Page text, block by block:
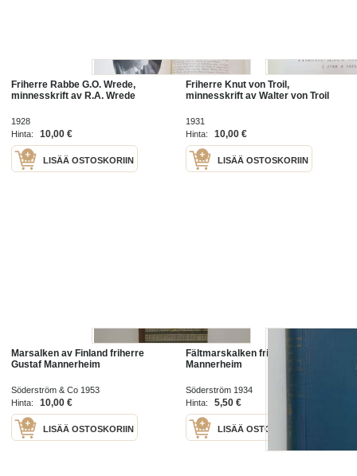
Friherre Rabbe G.O. Wrede,
minnesskrift av R.A. Wrede
1928
Hinta:
10,00 €
LISÄÄ OSTOSKORIIN
Friherre Knut von Troil,
minnesskrift av Walter von Troil
1931
Hinta:
10,00 €
LISÄÄ OSTOSKORIIN
Marsalken av Finland friherre
Gustaf Mannerheim
Söderström & Co 1953
Hinta:
10,00 €
LISÄÄ OSTOSKORIIN
Fältmarskalken friherre
Mannerheim
Söderström 1934
Hinta:
5,50 €
LISÄÄ OSTOSKORIIN